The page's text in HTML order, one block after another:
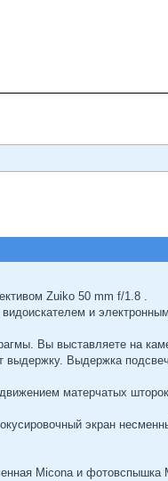
Zuiko 50 mm f/1.8 .
и
Вы выставляете на
Выдержка
матерчатых
экран
Micona и фотовспышка